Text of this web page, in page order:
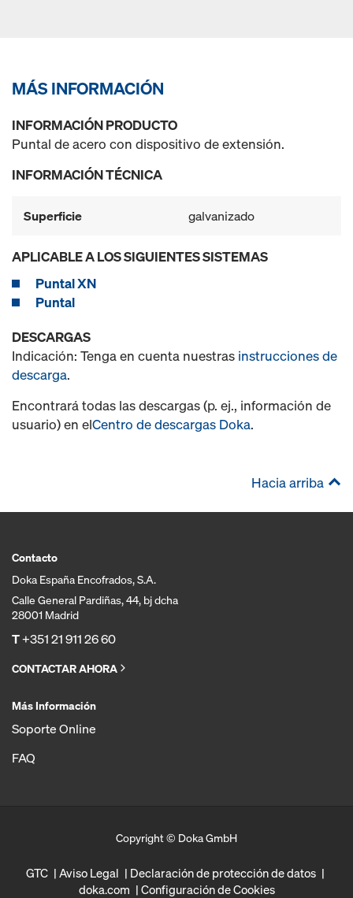
MÁS INFORMACIÓN
INFORMACIÓN PRODUCTO
Puntal de acero con dispositivo de extensión.
INFORMACIÓN TÉCNICA
Superficie galvanizado
APLICABLE A LOS SIGUIENTES SISTEMAS
Puntal XN
Puntal
DESCARGAS
Indicación: Tenga en cuenta nuestras instrucciones de
descarga.
Encontrará todas las descargas (p. ej., información de
usuario) en elCentro de descargas Doka.
Hacia arriba
Contacto
Doka España Encofrados, S.A.
Calle General Pardiñas, 44, bj dcha
28001 Madrid
T+351 21 911 26 60
CONTACTAR AHORA
Más Información
Soporte Online
FAQ
Copyright © Doka GmbH
GTC Aviso Legal
Declaración de protección de datos
doka.com
Configuración de Cookies